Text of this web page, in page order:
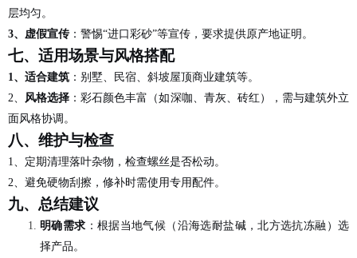
层均匀。
3、 虚假宣传 ：警惕“进口彩砂”等宣传，要求提供原产地证明。
七、适用场景与风格搭配
1、 适合建筑 ：别墅、民宿、斜坡屋顶商业建筑等。
2、
风格选择 ：彩石颜色丰富（如深咖、青灰、砖红），需与建筑外立
面风格协调。
八、维护与检查
1、 定期清理落叶杂物，检查螺丝是否松动。
2、 避免硬物刮擦，修补时需使用专用配件。
九、 总结建议
明确需求 ：根据当地气候（沿海选耐盐碱，北方选抗冻融）选
择产品。